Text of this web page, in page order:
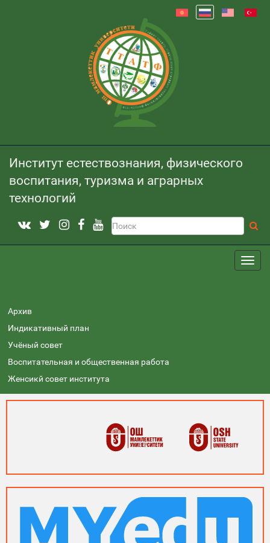
Институт естествознания, физического
воспитания, туризма и аграрных
технологий
Архив
Индикативный план
Учёный совет
Воспитательная и общественная работа
Женсикй совет института